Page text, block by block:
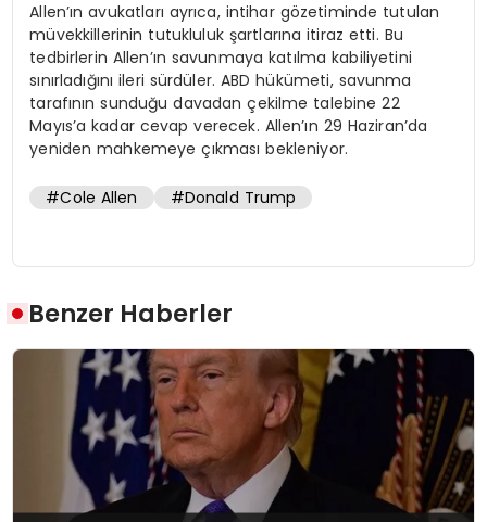
Allen’ın avukatları ayrıca, intihar gözetiminde tutulan
müvekkillerinin tutukluluk şartlarına itiraz etti. Bu
tedbirlerin Allen’ın savunmaya katılma kabiliyetini
sınırladığını ileri sürdüler. ABD hükümeti, savunma
tarafının sunduğu davadan çekilme talebine 22
Mayıs’a kadar cevap verecek. Allen’ın 29 Haziran’da
yeniden mahkemeye çıkması bekleniyor.
#Cole Allen #Donald Trump
Benzer Haberler